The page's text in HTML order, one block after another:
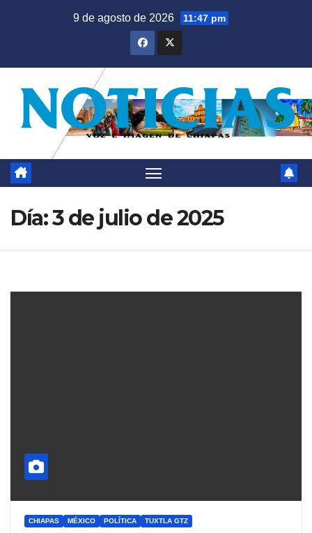
9 de agosto de 2026 11:47 pm
Día:3 de julio de 2025
CHIAPAS MÉXICO POLÍTICA TUXTLA GTZ